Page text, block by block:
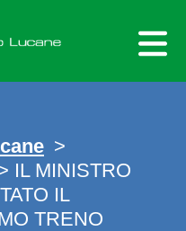
>
IL MINISTRO
IL
TRENO